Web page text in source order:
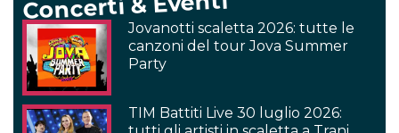
Jovanotti scaletta 2026: tutte le
canzoni del tour Jova Summer
Party
TIM Battiti Live 30 luglio 2026: